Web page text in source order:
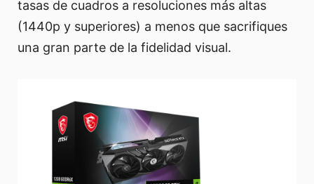
tasas de cuadros a resoluciones más altas
(1440p y superiores) a menos que sacrifiques
una gran parte de la fidelidad visual.